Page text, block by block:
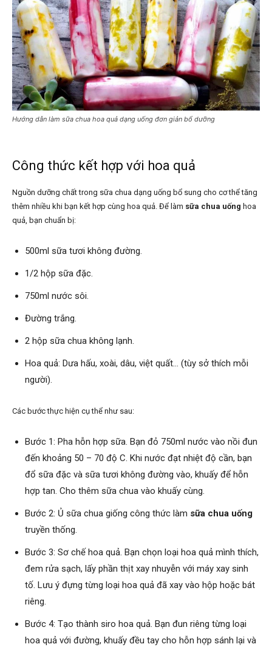
Hướng dẫn làm sữa chua hoa quả dạng uống đơn giản bổ dưỡng
Công thức kết hợp với hoa quả
Nguồn dưỡng chất trong sữa chua dạng uống bổ sung cho cơ thể tăng
thêm nhiều khi bạn kết hợp cùng hoa quả. Để làm sữa chua uống hoa
quả, bạn chuẩn bị:
500ml sữa tươi không đường.
1/2 hộp sữa đặc.
750ml nước sôi.
Đường trắng.
2 hộp sữa chua không lạnh.
Hoa quả: Dưa hấu, xoài, dâu, việt quất… (tùy sở thích mỗi
người).
Các bước thực hiện cụ thể như sau:
Bước 1: Pha hỗn hợp sữa. Bạn đỏ 750ml nước vào nồi đun
đến khoảng 50 – 70 độ C. Khi nước đạt nhiệt độ cần, bạn
đổ sữa đặc và sữa tươi không đường vào, khuấy để hỗn
hợp tan. Cho thêm sữa chua vào khuấy cùng.
Bước 2: Ủ sữa chua giống công thức làm sữa chua uống
truyền thống.
Bước 3: Sơ chế hoa quả. Bạn chọn loại hoa quả mình thích,
đem rửa sạch, lấy phần thịt xay nhuyễn với máy xay sinh
tố. Lưu ý đựng từng loại hoa quả đã xay vào hộp hoặc bát
riêng.
Bước 4: Tạo thành siro hoa quả. Bạn đun riêng từng loại
hoa quả với đường, khuấy đều tay cho hỗn hợp sánh lại và